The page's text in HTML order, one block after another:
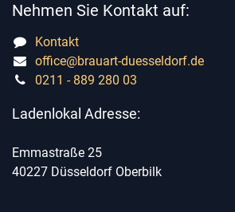
Nehmen Sie Kontakt auf:
Kontakt
office@brauart-duesseldorf.de
0211 - 889 280 03
Ladenlokal Adresse:
Emmastraße 25
40227 Düsseldorf Oberbilk